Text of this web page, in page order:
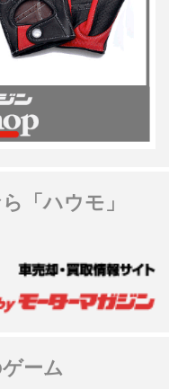
「ハウモ」
ーム